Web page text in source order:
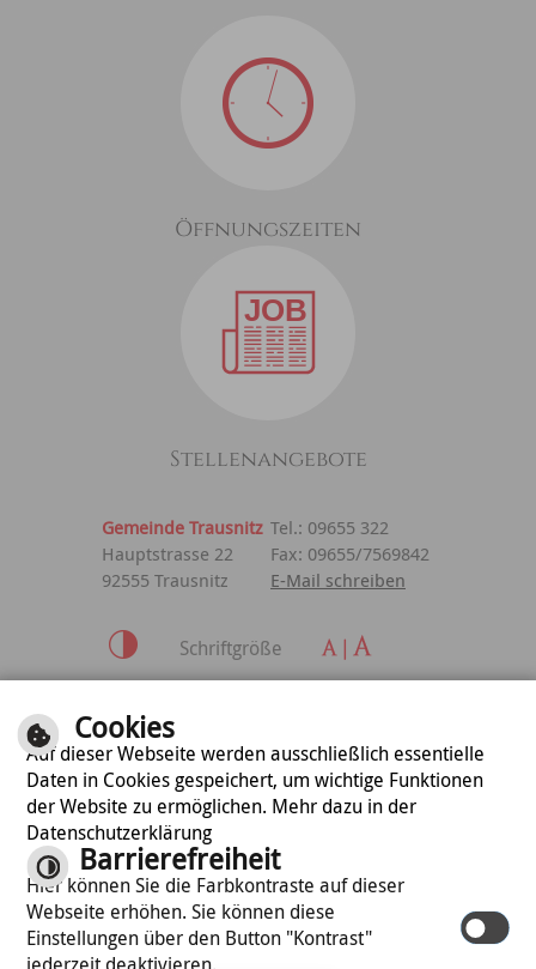
Öffnungszeiten
Stellenangebote
Gemeinde Trausnitz Tel.: 09655 322
Hauptstrasse 22
Fax: 09655/7569842
92555 Trausnitz
E-Mail schreiben
Schriftgröße
Datenschutzerklärung
optimiert für
mobile Endgeräte
©cm city media GmbH
Cookies
Auf dieser Webseite werden ausschließlich essentielle
Daten in Cookies gespeichert, um wichtige Funktionen
der Website zu ermöglichen. Mehr dazu in der
Datenschutzerklärung
Barrierefreiheit
Hier können Sie die Farbkontraste auf dieser
Webseite erhöhen. Sie können diese
Einstellungen über den Button "Kontrast"